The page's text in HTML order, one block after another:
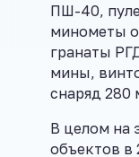
ПШ-40,
минометы
гранаты
мины,
снаряд 280
В целом на
объектов в